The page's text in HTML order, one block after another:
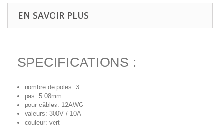
EN SAVOIR PLUS
SPECIFICATIONS :
nombre de pôles: 3
pas: 5.08mm
pour câbles: 12AWG
valeurs: 300V / 10A
couleur: vert